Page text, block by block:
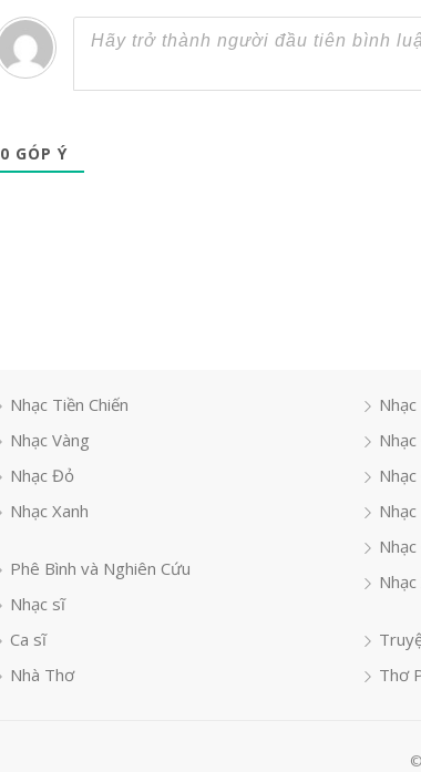
0 GÓP Ý
Nhạc Tiền Chiến
Nhạc Vàng
Nhạc Đỏ
Nhạc Xanh
Phê Bình và Nghiên Cứu
Nhạc sĩ
Ca sĩ
Nhà Thơ
Nhạc
Nhạc
Thơ